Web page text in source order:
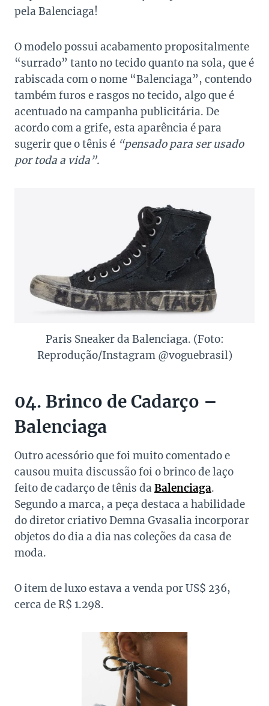
pela Balenciaga!
O modelo possui acabamento propositalmente
“surrado” tanto no tecido quanto na sola, que é
rabiscada com o nome “Balenciaga”, contendo
também furos e rasgos no tecido, algo que é
acentuado na campanha publicitária. De
acordo com a grife, esta aparência é para
sugerir que o tênis é “pensado para ser usado
por toda a vida”.
Paris Sneaker da Balenciaga. (Foto:
Reprodução/Instagram @voguebrasil)
04. Brinco de Cadarço –
Balenciaga
Outro acessório que foi muito comentado e
causou muita discussão foi o brinco de laço
feito de cadarço de tênis da Balenciaga.
Segundo a marca, a peça destaca a habilidade
do diretor criativo Demna Gvasalia incorporar
objetos do dia a dia nas coleções da casa de
moda.
O item de luxo estava a venda por US$ 236,
cerca de R$ 1.298.